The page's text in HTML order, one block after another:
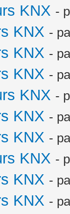
KNX -
KNX -
KNX -
KNX -
KNX -
KNX -
KNX -
KNX -
KNX -
KNX -